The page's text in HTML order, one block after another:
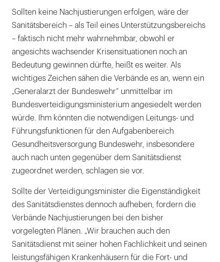
Sollten keine Nachjustierungen erfolgen, wäre der
Sanitätsbereich – als Teil eines Unterstützungsbereichs
– faktisch nicht mehr wahrnehmbar, obwohl er
angesichts wachsender Krisensituationen noch an
Bedeutung gewinnen dürfte, heißt es weiter. Als
wichtiges Zeichen sähen die Verbände es an, wenn ein
„Generalarzt der Bundeswehr“ unmittelbar im
Bundesverteidigungsministerium angesiedelt werden
würde. Ihm könnten die notwendigen Leitungs- und
Führungsfunktionen für den Aufgabenbereich
Gesundheitsversorgung Bundeswehr, insbesondere
auch nach unten gegenüber dem Sanitätsdienst
zugeordnet werden, schlagen sie vor.
Sollte der Verteidigungsminister die Eigenständigkeit
des Sanitätsdienstes dennoch aufheben, fordern die
Verbände Nachjustierungen bei den bisher
vorgelegten Plänen. „Wir brauchen auch den
Sanitätsdienst mit seiner hohen Fachlichkeit und seinen
leistungsfähigen Krankenhäusern für die Fort- und